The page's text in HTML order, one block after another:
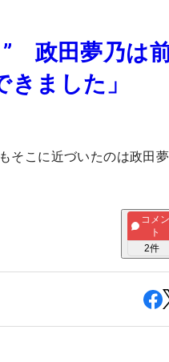
” 政田夢乃は
ました」
そこに近づいたのは政田夢
コメン
ト
2件